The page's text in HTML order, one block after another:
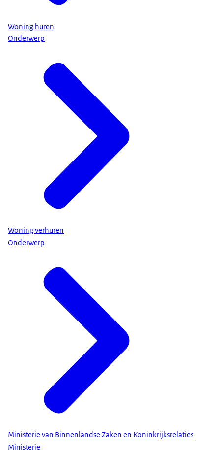
Woning huren
Onderwerp
Woning verhuren
Onderwerp
Ministerie van Binnenlandse Zaken en Koninkrijksrelaties
Ministerie